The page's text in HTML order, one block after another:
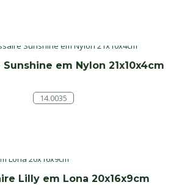
Sunshine em Nylon 21x10x4cm
14.0035
Lilly em Lona 20x16x9cm